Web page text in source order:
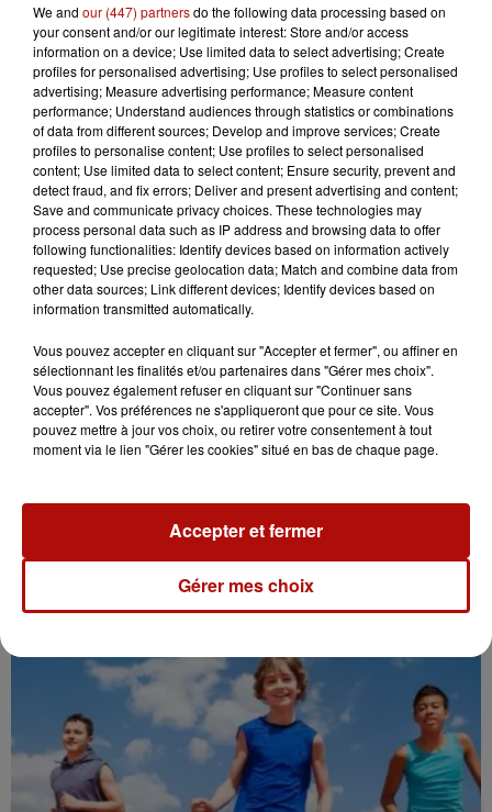
6 août 2026
« L'Odysée » bientôt en 70 mm au Kinepolis de
Lomme !
Casque obligatoire pour les trottinettes
électriques : Le Touquet y...
We and our (447) partnersdo the following data processing based on
your consent and/or our legitimate interest: Store and/or access
information on a device; Use limited data to select advertising; Create
profiles for personalised advertising; Use profiles to select personalised
advertising; Measure advertising performance; Measure content
performance; Understand audiences through statistics or combinations
of data from different sources; Develop and improve services; Create
profiles to personalise content; Use profiles to select personalised
content; Use limited data to select content; Ensure security, prevent and
detect fraud, and fix errors; Deliver and present advertising and content;
Save and communicate privacy choices. These technologies may
process personal data such as IP address and browsing data to offer
following functionalities: Identify devices based on information actively
requested; Use precise geolocation data; Match and combine data from
other data sources; Link different devices; Identify devices based on
information transmitted automatically.
Vous pouvez accepter en cliquant sur "Accepter et fermer", ou affiner en
sélectionnant les finalités et/ou partenaires dans "Gérer mes choix".
Vous pouvez également refuser en cliquant sur "Continuer sans
accepter". Vos préférences ne s'appliqueront que pour ce site. Vous
pouvez mettre à jour vos choix, ou retirer votre consentement à tout
moment via le lien "Gérer les cookies" situé en bas de chaque page.
Gérer mes choix
Accepter et fermer